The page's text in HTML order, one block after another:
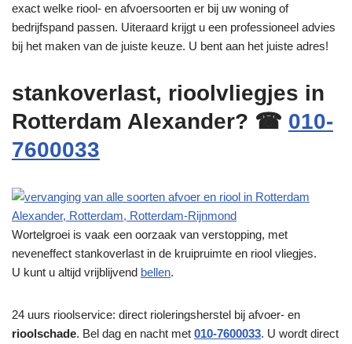
exact welke riool- en afvoersoorten er bij uw woning of
bedrijfspand passen. Uiteraard krijgt u een professioneel advies
bij het maken van de juiste keuze. U bent aan het juiste adres!
stankoverlast, rioolvliegjes in
Rotterdam Alexander? ☎ 010-
7600033
Wortelgroei is vaak een oorzaak van verstopping, met
neveneffect stankoverlast in de kruipruimte en riool vliegjes.
U kunt u altijd vrijblijvend bellen.
24 uurs rioolservice: direct rioleringsherstel bij afvoer- en
rioolschade. Bel dag en nacht met 010-7600033. U wordt direct